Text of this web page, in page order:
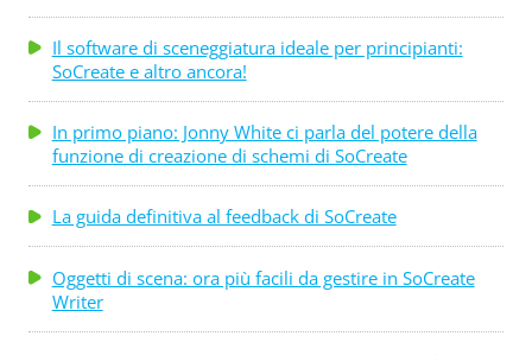
Il software di sceneggiatura ideale per principianti:
SoCreate e altro ancora!
In primo piano: Jonny White ci parla del potere della
funzione di creazione di schemi di SoCreate
La guida definitiva al feedback di SoCreate
Oggetti di scena: ora più facili da gestire in SoCreate
Writer